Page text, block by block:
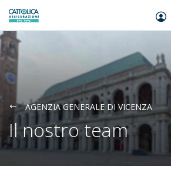
Generali logo
AGENZIA GENERALE DI VICENZA
Il nostro team